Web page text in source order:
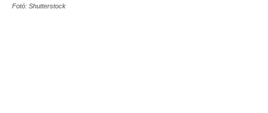
Fotó: Shutterstock